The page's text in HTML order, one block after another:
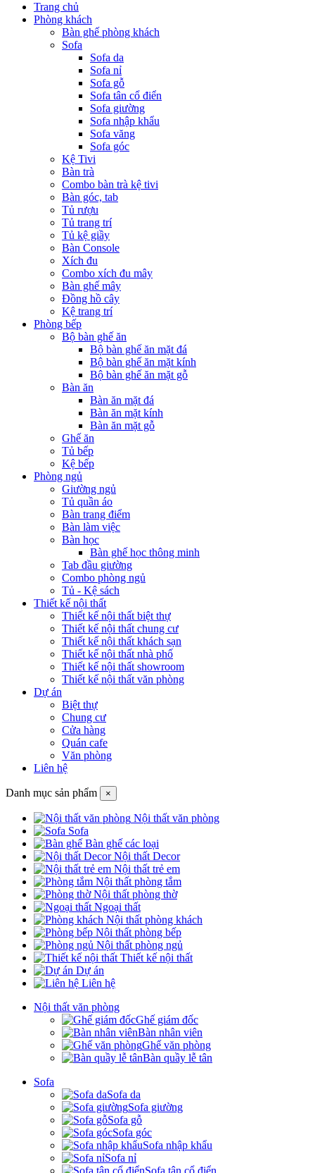
Trang chủ
Phòng khách
Bàn ghế phòng khách
Sofa
Sofa da
Sofa nỉ
Sofa gỗ
Sofa tân cổ điển
Sofa giường
Sofa nhập khẩu
Sofa văng
Sofa góc
Kệ Tivi
Bàn trà
Combo bàn trà kệ tivi
Bàn góc, tab
Tủ rượu
Tủ trang trí
Tủ kệ giầy
Bàn Console
Xích đu
Combo xích đu mây
Bàn ghế mây
Đồng hồ cây
Kệ trang trí
Phòng bếp
Bộ bàn ghế ăn
Bộ bàn ghế ăn mặt đá
Bộ bàn ghế ăn mặt kính
Bộ bàn ghế ăn mặt gỗ
Bàn ăn
Bàn ăn mặt đá
Bàn ăn mặt kính
Bàn ăn mặt gỗ
Ghế ăn
Tủ bếp
Kệ bếp
Phòng ngủ
Giường ngủ
Tủ quần áo
Bàn trang điểm
Bàn làm việc
Bàn học
Bàn ghế học thông minh
Tab đầu giường
Combo phòng ngủ
Tủ - Kệ sách
Thiết kế nội thất
Thiết kế nội thất biệt thự
Thiết kế nội thất chung cư
Thiết kế nội thất khách sạn
Thiết kế nội thất nhà phố
Thiết kế nội thất showroom
Thiết kế nội thất văn phòng
Dự án
Biệt thự
Chung cư
Cửa hàng
Quán cafe
Văn phòng
Liên hệ
Danh mục sản phẩm ×
Nội thất văn phòng
Sofa
Bàn ghế các loại
Nội thất Decor
Nội thất trẻ em
Nội thất phòng tắm
Nội thất phòng thờ
Ngoại thất
Nội thất phòng khách
Nội thất phòng bếp
Nội thất phòng ngủ
Thiết kế nội thất
Dự án
Liên hệ
Nội thất văn phòng
Ghế giám đốc
Bàn nhân viên
Ghế văn phòng
Bàn quầy lễ tân
Sofa
Sofa da
Sofa giường
Sofa gỗ
Sofa góc
Sofa nhập khẩu
Sofa nỉ